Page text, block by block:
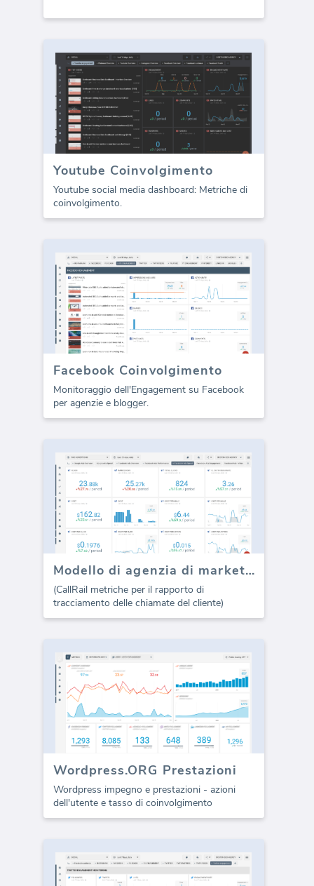
Youtube Coinvolgimento
Youtube social media dashboard: Metriche di
coinvolgimento.
Facebook Coinvolgimento
Monitoraggio dell'Engagement su Facebook
per agenzie e blogger.
Modello di agenzia di marketing CallRail (Rapporto)
(CallRail metriche per il rapporto di
tracciamento delle chiamate del cliente)
Wordpress.ORG Prestazioni
Wordpress impegno e prestazioni - azioni
dell'utente e tasso di coinvolgimento